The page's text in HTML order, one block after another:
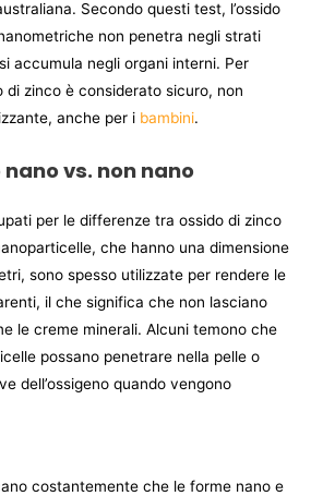
Secondo questi test, l’ossido
non penetra negli strati
accumula negli organi interni. Per
di zinco è considerato sicuro, non
anche per i bambini.
vs. non nano
per le differenze tra ossido di zinco
che hanno una dimensione
sono spesso utilizzate per rendere le
il che significa che non lasciano
le creme minerali. Alcuni temono che
possano penetrare nella pelle o
dell’ossigeno quando vengono
costantemente che le forme nano e